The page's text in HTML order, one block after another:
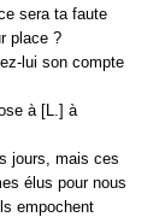
sera ta faute
place ?
lui son compte
à [L.] à
jours, mais ces
élus pour nous
empochent